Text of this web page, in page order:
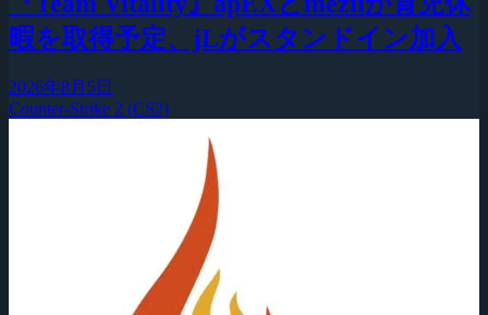
暇を取得予定、jLがスタンドイン加入
2026年8月5日
Counter-Strike 2 (CS2)